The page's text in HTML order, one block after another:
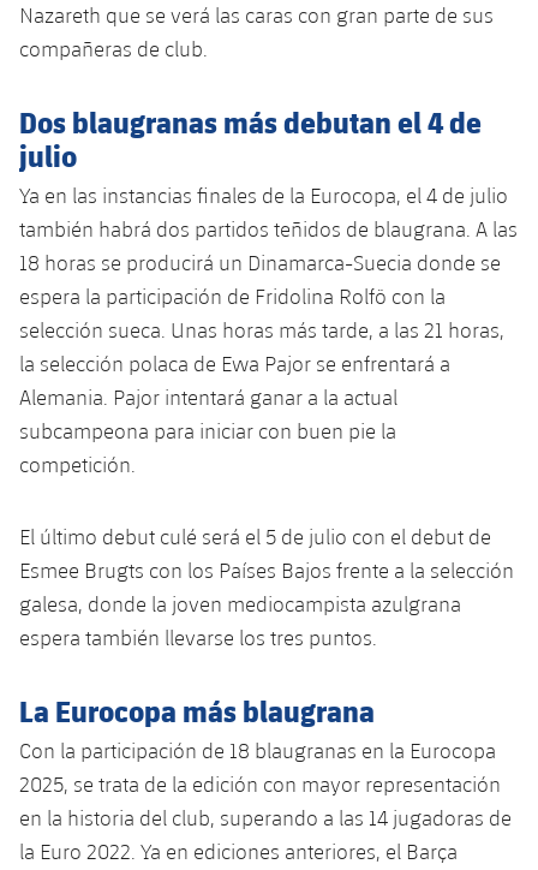
Nazareth que se verá las caras con gran parte de sus
compañeras de club.
Dos blaugranas más debutan el 4 de
julio
Ya en las instancias finales de la Eurocopa, el 4 de julio
también habrá dos partidos teñidos de blaugrana. A las
18 horas se producirá un Dinamarca-Suecia donde se
espera la participación de Fridolina Rolfö con la
selección sueca. Unas horas más tarde, a las 21 horas,
la selección polaca de Ewa Pajor se enfrentará a
Alemania. Pajor intentará ganar a la actual
subcampeona para iniciar con buen pie la
competición.
El último debut culé será el 5 de julio con el debut de
Esmee Brugts con los Países Bajos frente a la selección
galesa, donde la joven mediocampista azulgrana
espera también llevarse los tres puntos.
La Eurocopa más blaugrana
Con la participación de 18 blaugranas en la Eurocopa
2025, se trata de la edición con mayor representación
en la historia del club, superando a las 14 jugadoras de
la Euro 2022. Ya en ediciones anteriores, el Barça